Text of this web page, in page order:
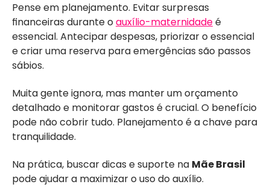
Pense em planejamento. Evitar surpresas
financeiras durante oauxílio-maternidadeé
essencial. Antecipar despesas, priorizar o essencial
e criar uma reserva para emergências são passos
sábios.
Muita gente ignora, mas manter um orçamento
detalhado e monitorar gastos é crucial. O benefício
pode não cobrir tudo. Planejamento é a chave para
tranquilidade.
Na prática, buscar dicas e suporte na Mãe Brasil
pode ajudar a maximizar o uso do auxílio.